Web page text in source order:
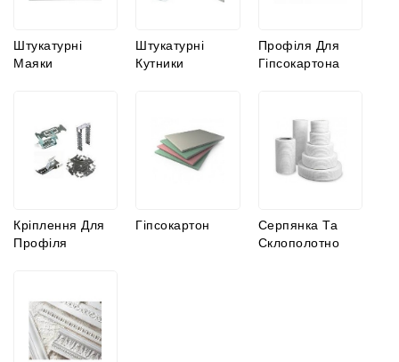
Штукатурні
Маяки
Штукатурні
Кутники
Профіля Для
Гіпсокартона
Кріплення Для
Профіля
Гіпсокартон
Серпянка Та
Склополотно